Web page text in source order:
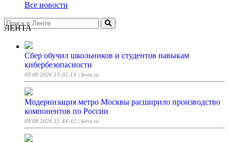
Все новости
ЛЕНТА
Сбер обучил школьников и студентов навыкам
кибербезопасности
09.08.2026 13:05:14 | ferra.ru
Модернизация метро Москвы расширило производство
компонентов по России
09.08.2026 12:44:42 | ferra.ru